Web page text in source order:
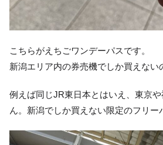
こちらがえちごワンデーパスです。
新潟エリア内の券売機でしか買えない
例えば同じJR東日本とはいえ、東京
ん。新潟でしか買えない限定のフリー